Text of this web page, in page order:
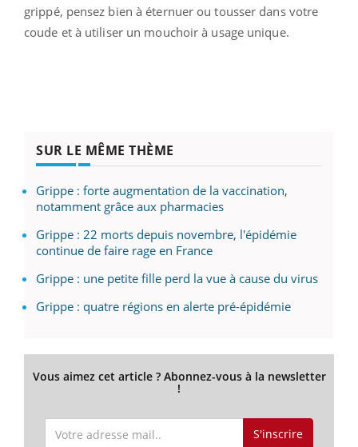
grippé, pensez bien à éternuer ou tousser dans votre
coude et à utiliser un mouchoir à usage unique.
SUR LE MÊME THÈME
Grippe : forte augmentation de la vaccination,
notamment grâce aux pharmacies
Grippe : 22 morts depuis novembre, l'épidémie
continue de faire rage en France
Grippe : une petite fille perd la vue à cause du virus
Grippe : quatre régions en alerte pré-épidémie
Vous aimez cet article ? Abonnez-vous à la newsletter
!
S'inscrire